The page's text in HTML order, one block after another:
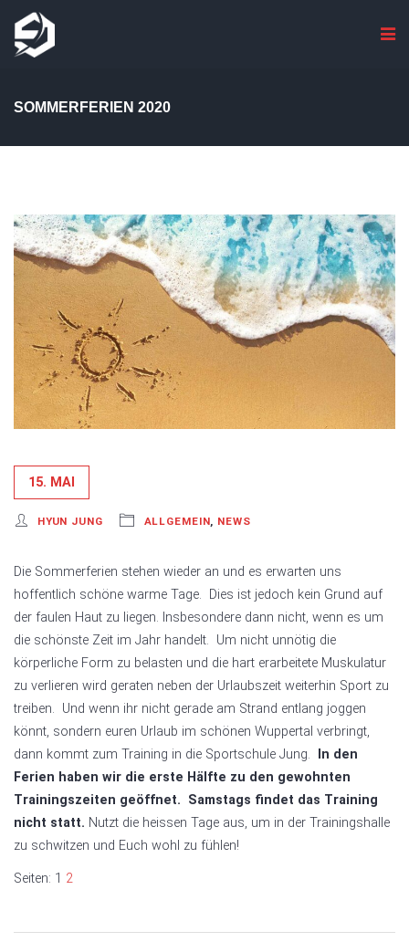
SOMMERFERIEN 2020
15. MAI
HYUN JUNG ALLGEMEIN, NEWS
Die Sommerferien stehen wieder an und es erwarten uns
hoffentlich schöne warme Tage. Dies ist jedoch kein Grund auf
der faulen Haut zu liegen. Insbesondere dann nicht, wenn es um
die schönste Zeit im Jahr handelt. Um nicht unnötig die
körperliche Form zu belasten und die hart erarbeitete Muskulatur
zu verlieren wird geraten neben der Urlaubszeit weiterhin Sport zu
treiben. Und wenn ihr nicht gerade am Strand entlang joggen
könnt, sondern euren Urlaub im schönen Wuppertal verbringt,
dann kommt zum Training in die Sportschule Jung.
In den
Ferien haben wir die erste Hälfte zu den gewohnten
Trainingszeiten geöffnet. Samstags findet das Training
nicht statt. Nutzt die heissen Tage aus, um in der Trainingshalle
zu schwitzen und Euch wohl zu fühlen!
Seiten: 1 2